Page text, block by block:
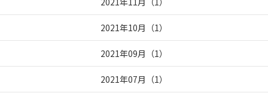
2021年10月 （1）
2021年09月 （1）
2021年07月 （1）